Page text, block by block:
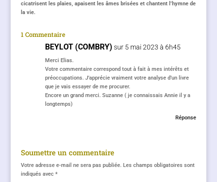
cicatrisent les plaies, apaisent les âmes brisées et chantent l’hymne de
la vie.
1 Commentaire
BEYLOT (COMBRY) sur 5 mai 2023 à 6h45
Merci Elias.
Votre commentaire correspond tout à fait à mes intérêts et
préoccupations. J’apprécie vraiment votre analyse d’un livre
que je vais essayer de me procurer.
Encore un grand merci. Suzanne ( je connaissais Annie il y a
longtemps)
Réponse
Soumettre un commentaire
Votre adresse e-mail ne sera pas publiée. Les champs obligatoires sont
indiqués avec *